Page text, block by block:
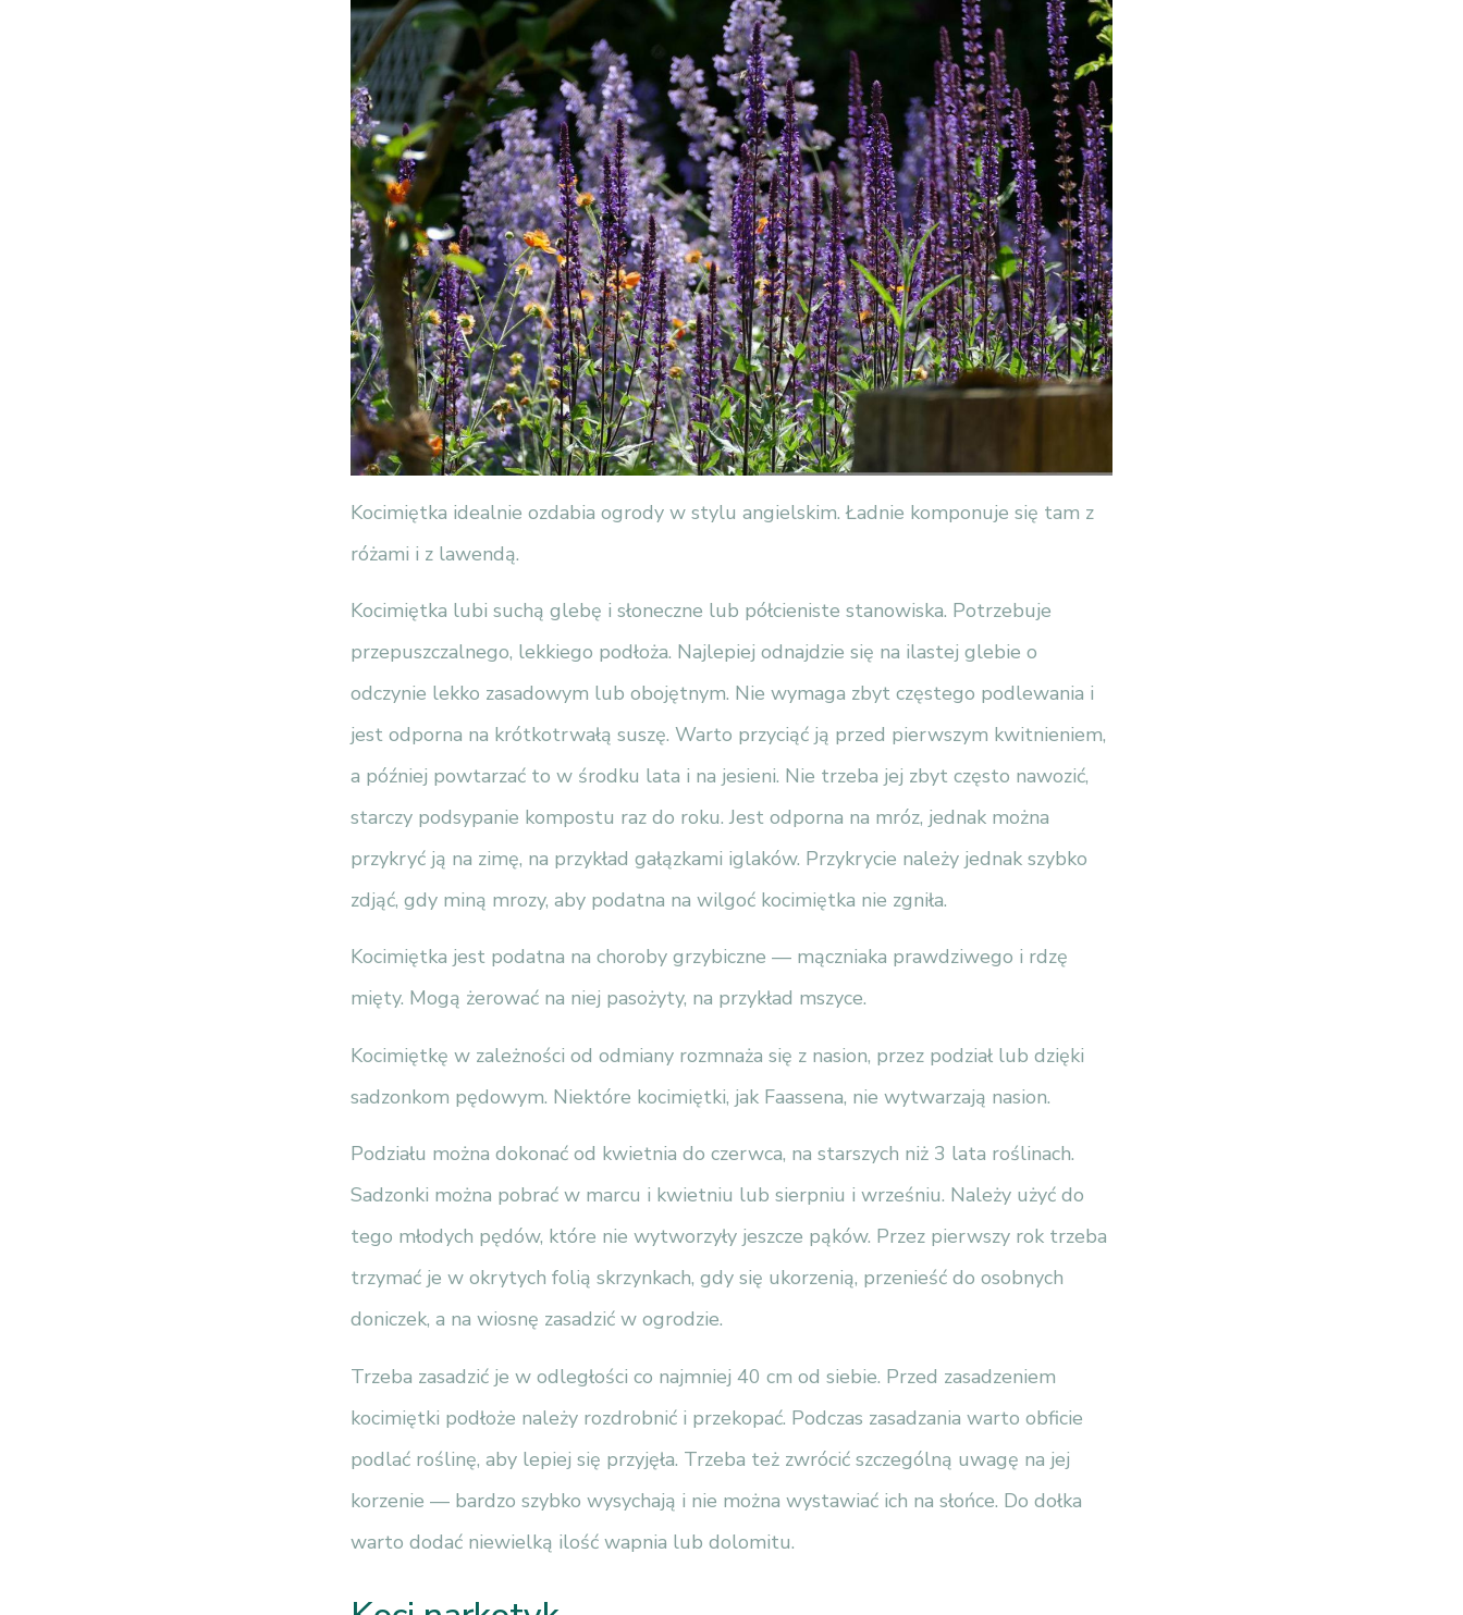
Kocimiętka idealnie ozdabia ogrody w stylu angielskim. Ładnie komponuje się tam z
różami i z lawendą.
Kocimiętka lubi suchą glebę i słoneczne lub półcieniste stanowiska. Potrzebuje
przepuszczalnego, lekkiego podłoża. Najlepiej odnajdzie się na ilastej glebie o
odczynie lekko zasadowym lub obojętnym. Nie wymaga zbyt częstego podlewania i
jest odporna na krótkotrwałą suszę. Warto przyciąć ją przed pierwszym kwitnieniem,
a później powtarzać to w środku lata i na jesieni. Nie trzeba jej zbyt często nawozić,
starczy podsypanie kompostu raz do roku. Jest odporna na mróz, jednak można
przykryć ją na zimę, na przykład gałązkami iglaków. Przykrycie należy jednak szybko
zdjąć, gdy miną mrozy, aby podatna na wilgoć kocimiętka nie zgniła.
Kocimiętka jest podatna na choroby grzybiczne — mączniaka prawdziwego i rdzę
mięty. Mogą żerować na niej pasożyty, na przykład mszyce.
Kocimiętkę w zależności od odmiany rozmnaża się z nasion, przez podział lub dzięki
sadzonkom pędowym. Niektóre kocimiętki, jak Faassena, nie wytwarzają nasion.
Podziału można dokonać od kwietnia do czerwca, na starszych niż 3 lata roślinach.
Sadzonki można pobrać w marcu i kwietniu lub sierpniu i wrześniu. Należy użyć do
tego młodych pędów, które nie wytworzyły jeszcze pąków. Przez pierwszy rok trzeba
trzymać je w okrytych folią skrzynkach, gdy się ukorzenią, przenieść do osobnych
doniczek, a na wiosnę zasadzić w ogrodzie.
Trzeba zasadzić je w odległości co najmniej 40 cm od siebie. Przed zasadzeniem
kocimiętki podłoże należy rozdrobnić i przekopać. Podczas zasadzania warto obficie
podlać roślinę, aby lepiej się przyjęła. Trzeba też zwrócić szczególną uwagę na jej
korzenie — bardzo szybko wysychają i nie można wystawiać ich na słońce. Do dołka
warto dodać niewielką ilość wapnia lub dolomitu.